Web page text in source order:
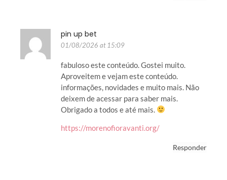
pin up bet
01/08/2026 at 15:09
fabuloso este conteúdo. Gostei muito.
Aproveitem e vejam este conteúdo.
informações, novidades e muito mais. Não
deixem de acessar para saber mais.
Obrigado a todos e até mais.
https://morenofioravanti.org/
Responder